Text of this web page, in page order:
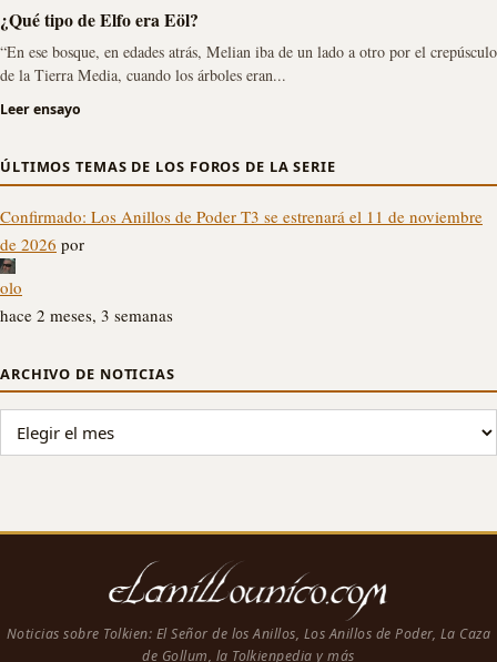
¿Qué tipo de Elfo era Eöl?
“En ese bosque, en edades atrás, Melian iba de un lado a otro por el crepúsculo
de la Tierra Media, cuando los árboles eran...
Leer ensayo
ÚLTIMOS TEMAS DE LOS FOROS DE LA SERIE
Confirmado: Los Anillos de Poder T3 se estrenará el 11 de noviembre
de 2026 por
olo
hace 2 meses, 3 semanas
ARCHIVO DE NOTICIAS
ARCHIVO DE NOTICIAS
Noticias sobre Tolkien: El Señor de los Anillos, Los Anillos de Poder, La Caza
de Gollum, la Tolkienpedia y más